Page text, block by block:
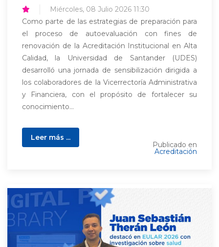
Miércoles, 08 Julio 2026 11:30
Como parte de las estrategias de preparación para
el proceso de autoevaluación con fines de
renovación de la Acreditación Institucional en Alta
Calidad, la Universidad de Santander (UDES)
desarrolló una jornada de sensibilización dirigida a
los colaboradores de la Vicerrectoría Administrativa
y Financiera, con el propósito de fortalecer su
conocimiento...
Leer más ...
Publicado en
Acreditación